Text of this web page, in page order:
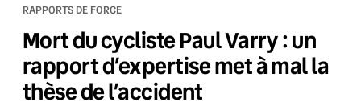
RAPPORTS DE FORCE
Mort du cycliste Paul Varry : un
rapport d’expertise met à mal la
thèse de l’accident